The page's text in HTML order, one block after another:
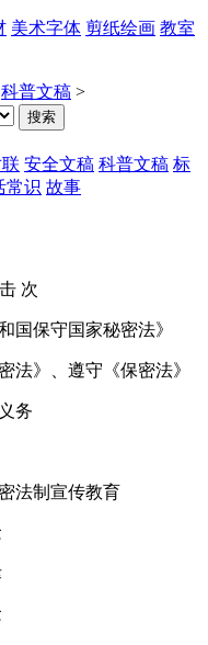
美术字体 剪纸绘画 教室
科普文稿 >
搜索
安全文稿 科普文稿 标
常识 故事
次
保守国家秘密法》
》、遵守《保密法》
务
法制宣传教育